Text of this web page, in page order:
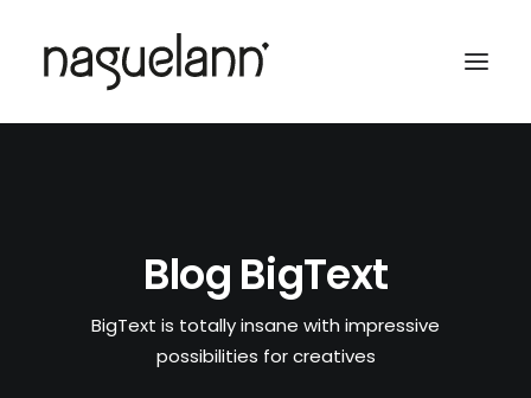
Blog BigText
BigText is totally insane with impressive
possibilities for creatives